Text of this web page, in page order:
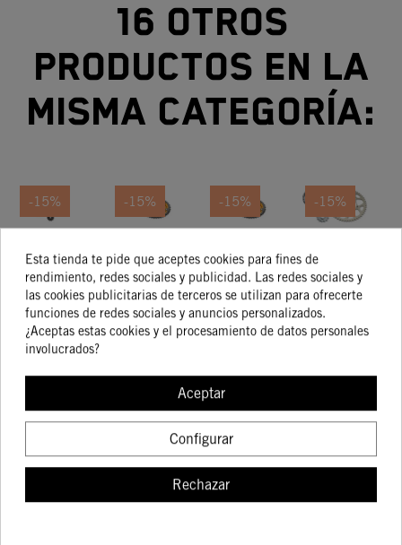
16 otros
productos en la
misma categoría:
-15%
15/45 KTM
390 Duke /
RC 390
148,65 €
126,35 €
-15%
14/50 KTM
125/250/300/500
EXC XC-W
161,90 €
137,61 €
COMPRAR
-15%
13/50 KTM
200/250/300/500
XC-W
161,90 €
137,61 €
-15%
TRANSMISIÓN
13/52 KTM
250/350/450
EXC-F 2015
145,26 €
123,47 €
Esta tienda te pide que aceptes cookies para fines de
rendimiento, redes sociales y publicidad. Las redes sociales y
las cookies publicitarias de terceros se utilizan para ofrecerte
funciones de redes sociales y anuncios personalizados.
¿Aceptas estas cookies y el procesamiento de datos personales
involucrados?
Aceptar
Configurar
Rechazar